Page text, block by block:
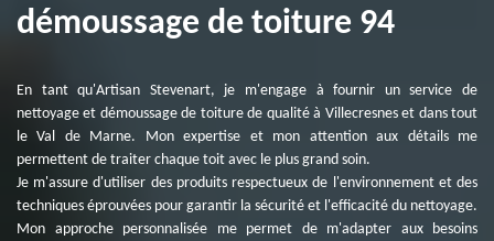
démoussage de toiture 94
En tant qu'Artisan Stevenart, je m'engage à fournir un service de
nettoyage et démoussage de toiture de qualité à Villecresnes et dans tout
le Val de Marne. Mon expertise et mon attention aux détails me
permettent de traiter chaque toit avec le plus grand soin.
Je m'assure d'utiliser des produits respectueux de l'environnement et des
techniques éprouvées pour garantir la sécurité et l'efficacité du nettoyage.
Mon approche personnalisée me permet de m'adapter aux besoins